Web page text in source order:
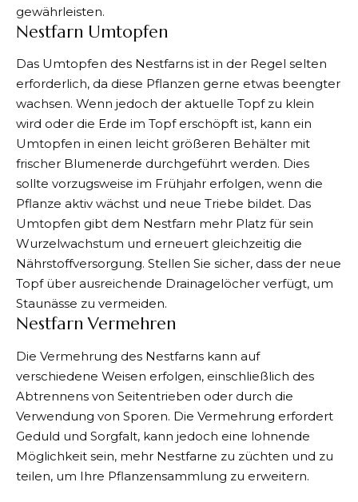
gewährleisten.
Nestfarn Umtopfen
Das Umtopfen des Nestfarns ist in der Regel selten
erforderlich, da diese Pflanzen gerne etwas beengter
wachsen. Wenn jedoch der aktuelle Topf zu klein
wird oder die Erde im Topf erschöpft ist, kann ein
Umtopfen in einen leicht größeren Behälter mit
frischer Blumenerde durchgeführt werden. Dies
sollte vorzugsweise im Frühjahr erfolgen, wenn die
Pflanze aktiv wächst und neue Triebe bildet. Das
Umtopfen gibt dem Nestfarn mehr Platz für sein
Wurzelwachstum und erneuert gleichzeitig die
Nährstoffversorgung. Stellen Sie sicher, dass der neue
Topf über ausreichende Drainagelöcher verfügt, um
Staunässe zu vermeiden.
Nestfarn Vermehren
Die Vermehrung des Nestfarns kann auf
verschiedene Weisen erfolgen, einschließlich des
Abtrennens von Seitentrieben oder durch die
Verwendung von Sporen. Die Vermehrung erfordert
Geduld und Sorgfalt, kann jedoch eine lohnende
Möglichkeit sein, mehr Nestfarne zu züchten und zu
teilen, um Ihre Pflanzensammlung zu erweitern.